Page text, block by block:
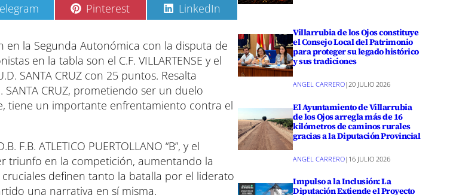
C
o
p
a
r
t
i
r
e
Pinterest C
o
p
a
r
t
i
r
e
LinkedIn
en la Segunda Autonómica con la disputa de
en la tabla son el C.F. VILLARTENSE y el
SANTA CRUZ con 25 puntos. Resalta
CRUZ, prometiendo ser un duelo
tiene un importante enfrentamiento contra el
ATLETICO PUERTOLLANO “B”, y el
triunfo en la competición, aumentando la
definen tanto la batalla por el liderato
una narrativa en sí misma.
Villarrubia de los Ojos constituye
el Consejo Local del Patrimonio
para proteger su legado histórico
y sus tradiciones
ANGEL CARRERO| 20 JULIO 2026
El Ayuntamiento de Villarrubia
de los Ojos arregla más de 16
kilómetros de caminos rurales
gracias a la Diputación Provincial
ANGEL CARRERO| 16 JULIO 2026
Impulso a la Inclusión: La
Diputación Extiende el Proyecto